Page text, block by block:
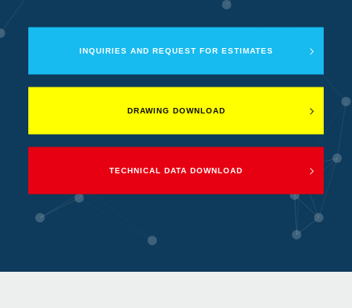
INQUIRIES AND REQUEST FOR ESTIMATES
DRAWING DOWNLOAD
TECHNICAL DATA DOWNLOAD